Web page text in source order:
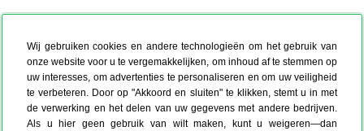
Wij gebruiken cookies en andere technologieën om het gebruik van
onze website voor u te vergemakkelijken, om inhoud af te stemmen op
uw interesses, om advertenties te personaliseren en om uw veiligheid
te verbeteren. Door op "Akkoord en sluiten" te klikken, stemt u in met
de verwerking en het delen van uw gegevens met andere bedrijven.
Als u hier geen gebruik van wilt maken, kunt u weigeren—dan